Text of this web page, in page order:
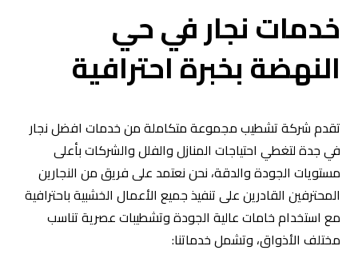
خدمات نجار في حي
النهضة بخبرة احترافية
تقدم شركة تشطيب مجموعة متكاملة من خدمات افضل نجار
في جدة لتغطي احتياجات المنازل والفلل والشركات بأعلى
مستويات الجودة والدقة، نحن نعتمد على فريق من النجارين
المحترفين القادرين على تنفيذ جميع الأعمال الخشبية باحترافية
مع استخدام خامات عالية الجودة وتشطيبات عصرية تناسب
مختلف الأذواق، وتشمل خدماتنا: